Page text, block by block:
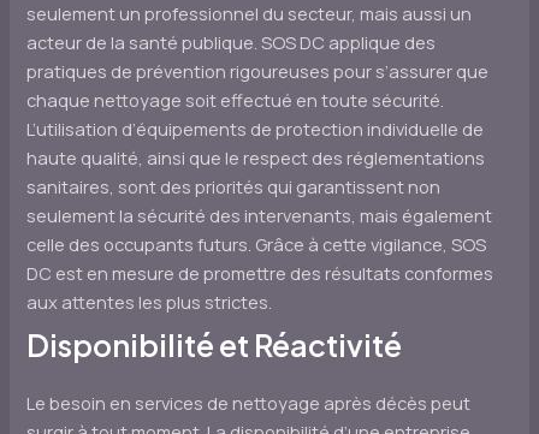
seulement un professionnel du secteur, mais aussi un
acteur de la santé publique. SOS DC applique des
pratiques de prévention rigoureuses pour s’assurer que
chaque nettoyage soit effectué en toute sécurité.
L’utilisation d’équipements de protection individuelle de
haute qualité, ainsi que le respect des réglementations
sanitaires, sont des priorités qui garantissent non
seulement la sécurité des intervenants, mais également
celle des occupants futurs. Grâce à cette vigilance, SOS
DC est en mesure de promettre des résultats conformes
aux attentes les plus strictes.
Disponibilité et Réactivité
Le besoin en services de nettoyage après décès peut